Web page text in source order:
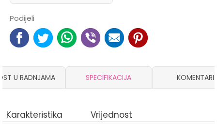
Podijeli
U RADNJAMA SPECIFIKACIJA KOMENTARI
Karakteristika
Vrijednost